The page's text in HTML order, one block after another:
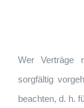
Wer Verträge
sorgfältig
beachten, d. h.